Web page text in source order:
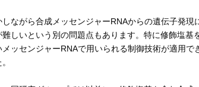
ながら合成メッセンジャーRNAからの遺伝子発
難しいという別の問題点もあります。特に修飾塩
メッセンジャーRNAで用いられる制御技術が適用